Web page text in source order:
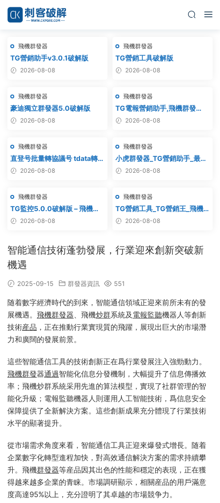
飛機群發器
TG營銷助手v3.0.1破解版
2026-08-08
飛機群發器
TG營銷工具破解版
2026-08-08
飛機群發器
豪迪獨立群發器5.0破解版
2026-08-08
飛機群發器
TG電報營銷助手,飛機群發
器,TG群發器,群發器破解版,群
協議軟件
2026-08-08
飛機群發器
直登号批量轉協議号 tdata轉
session – 附破解工具
2026-08-08
飛機群發器
小虎群發器_TG營銷助手_最新
版_破解版_永久版
2026-08-08
飛機群發器
TG監控5.0.0破解版 – 飛機監
聽軟件2026-08-08
飛機群發器
TG營銷工具_TG營銷王_飛機
營銷王_破解版
2026-08-08
智能通信技術蓬勃發展，行業迎來創新突破新
機遇
2025-09-15 群發器資訊 551
随着數字經濟時代的到來，智能通信領域正迎來前所未有的發
展機遇。 飛機群發器、飛機炒群系統及 電報監聽機器人等創新
技術産品 ，正在推動行業實現質的飛躍，展現出巨大的市場潛
力和廣闊的發展前景。
這些智能通信工具的技術創新正在爲行業發展注入強勁動力。
飛機群發器通過智能化信息分發機制，大幅提升了信息傳播效
率；飛機炒群系統采用先進的算法模型，實現了社群管理的智
能化升級；電報監聽機器人則運用人工智能技術，爲信息安全
保障提供了全新解決方案。這些創新成果充分體現了行業技術
水平的顯著提升。
從市場需求角度來看，智能通信工具正迎來爆發式增長。随着
企業數字化轉型進程加快，對高效通信解決方案的需求持續攀
升。飛機群發器等産品因其出色的性能和穩定的表現，正在獲
得越來越多企業的青睐。市場調研顯示，相關産品的用戶滿意
度高達95%以上，充分證明了其卓越的市場競争力。